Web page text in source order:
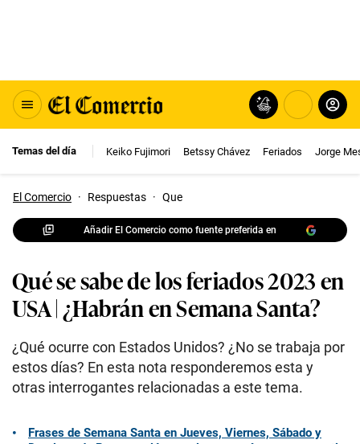
Temas del día Keiko Fujimori Betssy Chávez Feriados Jorge
El Comercio · Respuestas · Que
Añadir El Comercio como fuente preferida en
Qué se sabe de los feriados 2023 en
USA | ¿Habrán en Semana Santa?
¿Qué ocurre con Estados Unidos? ¿No se trabaja por
estos días? En esta nota responderemos esta y
otras interrogantes relacionadas a este tema.
Frases de Semana Santa en Jueves, Viernes, Sábado y